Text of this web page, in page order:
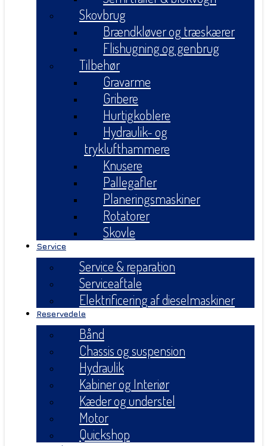
Skovbrug
Brændkløver og træskærer
Flishugning og genbrug
Tilbehør
Gravarme
Gribere
Hurtigkoblere
Hydraulik- og
tryklufthammere
Knusere
Pallegafler
Planeringsmaskiner
Rotatorer
Skovle
Service
Service & reparation
Serviceaftale
Elektrificering af dieselmaskiner
Reservedele
Bånd
Chassis og suspension
Hydraulik
Kabiner og Interiør
Kæder og understel
Motor
Quickshop